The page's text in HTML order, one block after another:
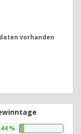
vorhanden
%